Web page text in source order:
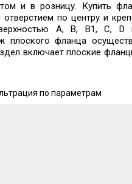
и в розницу. Купить
по центру и
А, B, B1, С, D
плоского фланца
включает плоские
по параметрам